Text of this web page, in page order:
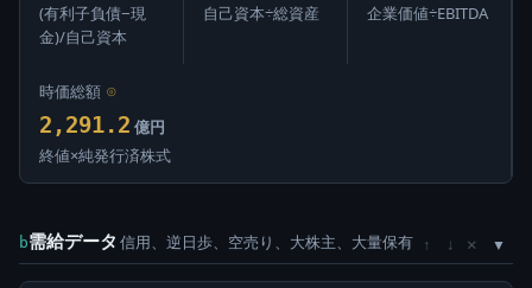
(有利子負債−現
金)/自己資本
自己資本÷総資産 企業価値÷EBITDA
時価総額 ⊙
2,291.2 億円
終値×純発行済株式
b需給データ 信用、逆日歩、空売り、大株主、大量保有 ↑ ↓ ×